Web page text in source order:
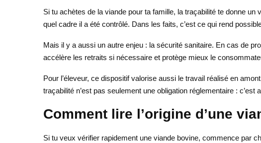
Si tu achètes de la viande pour ta famille, la traçabilité te donne
quel cadre il a été contrôlé. Dans les faits, c’est ce qui rend
Mais il y a aussi un autre enjeu : la sécurité sanitaire. En cas de
accélère les retraits si nécessaire et protège mieux le
Pour l’éleveur, ce dispositif valorise aussi le travail réalisé en
traçabilité n’est pas seulement une obligation réglementaire :
Comment lire l’origine d’une
Si tu veux vérifier rapidement une viande bovine, commence par